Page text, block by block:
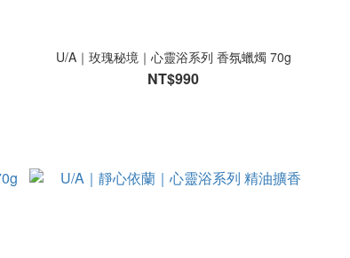
U/A｜玫瑰秘境｜心靈浴系列 香氛蠟燭 70g
NT$990